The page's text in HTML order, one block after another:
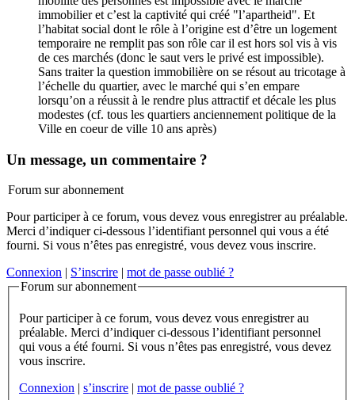
immobilier et c’est la captivité qui créé "l’apartheid". Et
l’habitat social dont le rôle à l’origine est d’être un logement
temporaire ne remplit pas son rôle car il est hors sol vis à vis
de ces marchés (donc le saut vers le privé est impossible).
Sans traiter la question immobilière on se résout au tricotage à
l’échelle du quartier, avec le marché qui s’en empare
lorsqu’on a réussit à le rendre plus attractif et décale les plus
modestes (cf. tous les quartiers anciennement politique de la
Ville en coeur de ville 10 ans après)
Un message, un commentaire ?
Forum sur abonnement
Pour participer à ce forum, vous devez vous enregistrer au préalable.
Merci d’indiquer ci-dessous l’identifiant personnel qui vous a été
fourni. Si vous n’êtes pas enregistré, vous devez vous inscrire.
Connexion | S’inscrire | mot de passe oublié ?
Forum sur abonnement
Pour participer à ce forum, vous devez vous enregistrer au
préalable. Merci d’indiquer ci-dessous l’identifiant personnel
qui vous a été fourni. Si vous n’êtes pas enregistré, vous devez
vous inscrire.
Connexion | s’inscrire | mot de passe oublié ?